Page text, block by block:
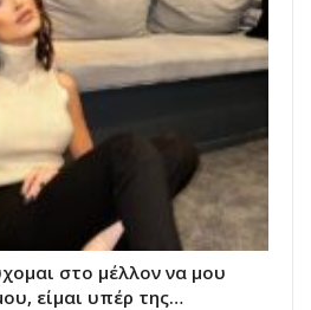
στο μέλλον να μου
είμαι υπέρ της…